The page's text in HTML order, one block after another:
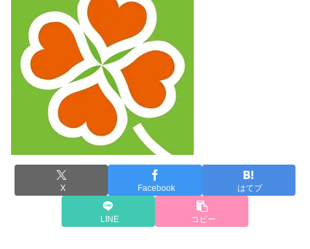
X Facebook はてブ
LINE コピー